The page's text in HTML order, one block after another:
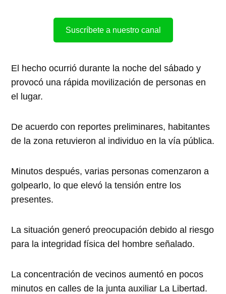
Suscríbete a nuestro canal
El hecho ocurrió durante la noche del sábado y
provocó una rápida movilización de personas en
el lugar.
De acuerdo con reportes preliminares, habitantes
de la zona retuvieron al individuo en la vía pública.
Minutos después, varias personas comenzaron a
golpearlo, lo que elevó la tensión entre los
presentes.
La situación generó preocupación debido al riesgo
para la integridad física del hombre señalado.
La concentración de vecinos aumentó en pocos
minutos en calles de la junta auxiliar La Libertad.